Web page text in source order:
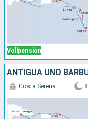
Vollpension
Costa Serena